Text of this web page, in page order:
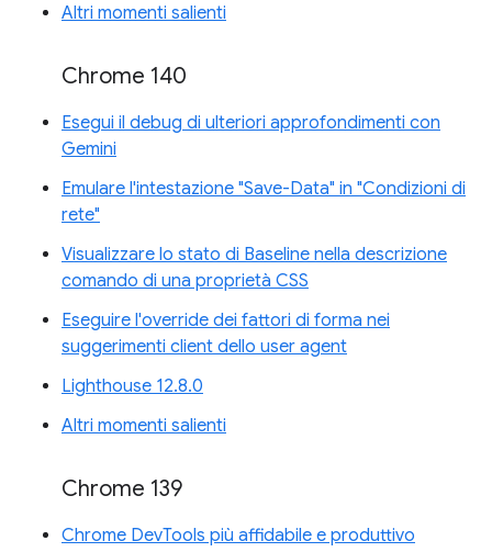
Altri momenti salienti
Chrome 140
Esegui il debug di ulteriori approfondimenti con
Gemini
Emulare l'intestazione "Save-Data" in "Condizioni di
rete"
Visualizzare lo stato di Baseline nella descrizione
comando di una proprietà CSS
Eseguire l'override dei fattori di forma nei
suggerimenti client dello user agent
Lighthouse 12.8.0
Altri momenti salienti
Chrome 139
Chrome DevTools più affidabile e produttivo